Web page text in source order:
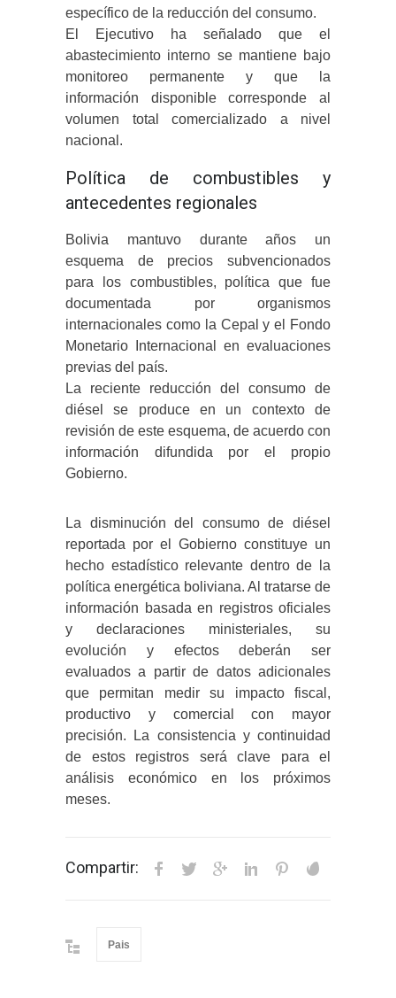
específico de la reducción del consumo.
El Ejecutivo ha señalado que el
abastecimiento interno se mantiene bajo
monitoreo permanente y que la
información disponible corresponde al
volumen total comercializado a nivel
nacional.
Política de combustibles y
antecedentes regionales
Bolivia mantuvo durante años un
esquema de precios subvencionados
para los combustibles, política que fue
documentada por organismos
internacionales como la Cepal y el Fondo
Monetario Internacional en evaluaciones
previas del país.
La reciente reducción del consumo de
diésel se produce en un contexto de
revisión de este esquema, de acuerdo con
información difundida por el propio
Gobierno.
La disminución del consumo de diésel
reportada por el Gobierno constituye un
hecho estadístico relevante dentro de la
política energética boliviana. Al tratarse de
información basada en registros oficiales
y declaraciones ministeriales, su
evolución y efectos deberán ser
evaluados a partir de datos adicionales
que permitan medir su impacto fiscal,
productivo y comercial con mayor
precisión. La consistencia y continuidad
de estos registros será clave para el
análisis económico en los próximos
meses.
Compartir:
Pais